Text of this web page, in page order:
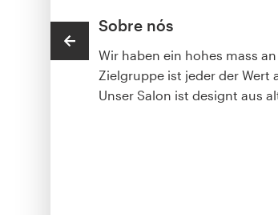
Sobre nós
Wir haben ein hohes mass
Zielgruppe ist jeder der Wert
Unser Salon ist designt aus